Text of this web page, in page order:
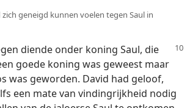
zich geneigd kunnen voelen tegen Saul in
diende onder koning Saul, die
goede koning was geweest maar
was geworden. David had geloof,
een mate van vindingrijkheid nodig